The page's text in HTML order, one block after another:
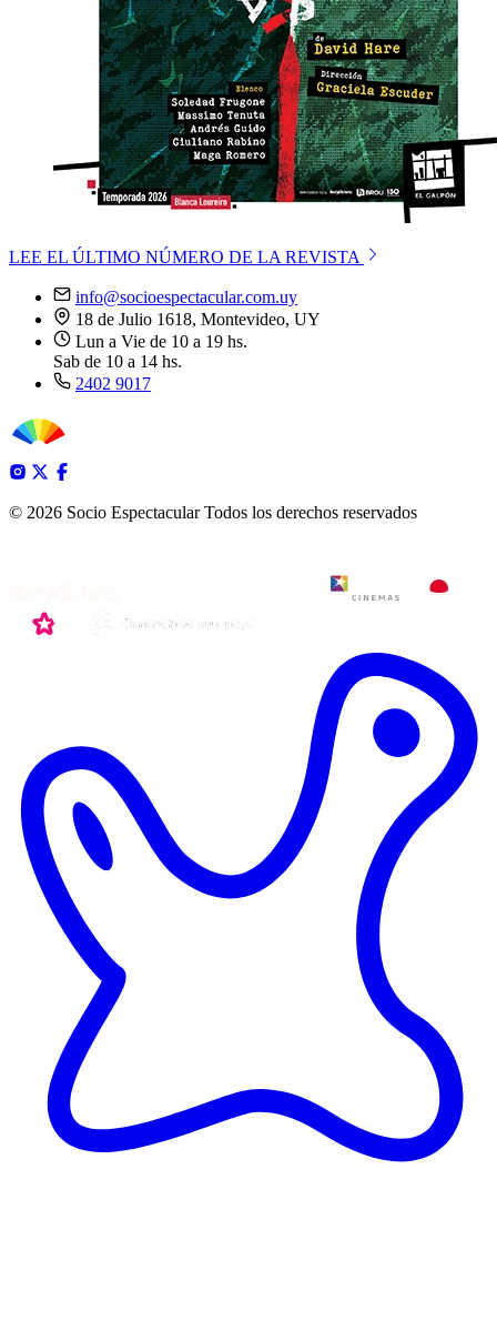
LEE EL ÚLTIMO NÚMERO DE LA REVISTA
info@socioespectacular.com.uy
18 de Julio 1618, Montevideo, UY
Lun a Vie de 10 a 19 hs.
Sab de 10 a 14 hs.
2402 9017
© 2026 Socio Espectacular Todos los derechos reservados